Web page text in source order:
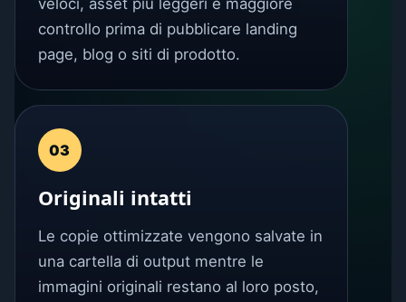
veloci, asset più leggeri e maggiore
controllo prima di pubblicare landing
page, blog o siti di prodotto.
03
Originali intatti
Le copie ottimizzate vengono salvate in
una cartella di output mentre le
immagini originali restano al loro posto,